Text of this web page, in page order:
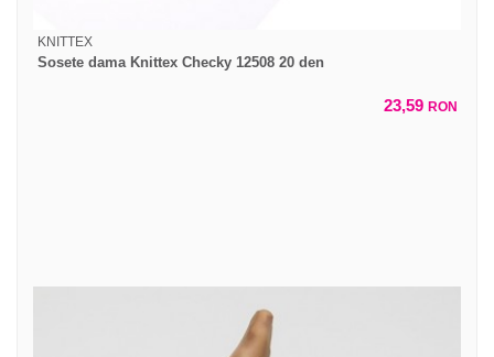
KNITTEX
Sosete dama Knittex Checky 12508 20 den
23,59 RON